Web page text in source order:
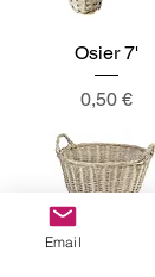
Osier 7'
Prix
0,50 €
Email